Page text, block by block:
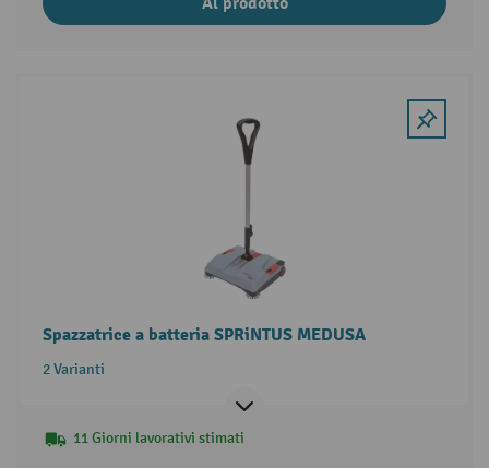
Spazzatrice a batteria SPRiNTUS MEDUSA
2 Varianti
11 Giorni lavorativi stimati